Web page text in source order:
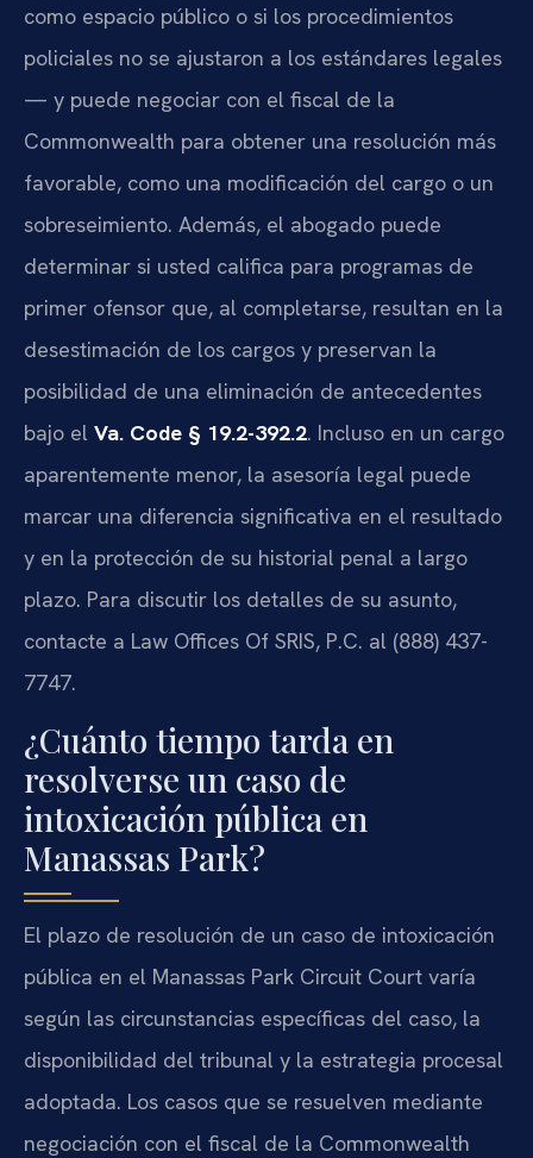
como espacio público o si los procedimientos
policiales no se ajustaron a los estándares legales
— y puede negociar con el fiscal de la
Commonwealth para obtener una resolución más
favorable, como una modificación del cargo o un
sobreseimiento. Además, el abogado puede
determinar si usted califica para programas de
primer ofensor que, al completarse, resultan en la
desestimación de los cargos y preservan la
posibilidad de una eliminación de antecedentes
bajo el Va. Code § 19.2-392.2. Incluso en un cargo
aparentemente menor, la asesoría legal puede
marcar una diferencia significativa en el resultado
y en la protección de su historial penal a largo
plazo. Para discutir los detalles de su asunto,
contacte a Law Offices Of SRIS, P.C. al (888) 437-
7747.
¿Cuánto tiempo tarda en
resolverse un caso de
intoxicación pública en
Manassas Park?
El plazo de resolución de un caso de intoxicación
pública en el Manassas Park Circuit Court varía
según las circunstancias específicas del caso, la
disponibilidad del tribunal y la estrategia procesal
adoptada. Los casos que se resuelven mediante
negociación con el fiscal de la Commonwealth